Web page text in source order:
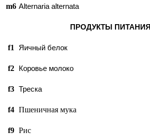
m6 Alternaria alternata
ПРОДУКТЫ ПИТАНИЯ
f1 Яичный белок
f2 Коровье молоко
f3 Треска
f4 Пшеничная мука
f9 Рис